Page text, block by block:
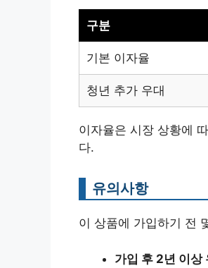
구분
기본 이자율
청년 추가 우대
이자율은 시장 상황에
다.
유의사항
이 상품에 가입하기 전
가입 후 2년 이상